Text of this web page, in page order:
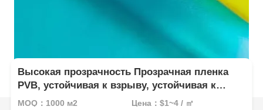
Высокая прозрачность Прозрачная пленка
PVB, устойчивая к взрыву, устойчивая к
ударам для пуленепробиваемого стекла
MOQ：1000 м2 Цена：$1~4 / ㎡